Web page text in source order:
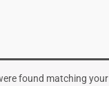
found matching